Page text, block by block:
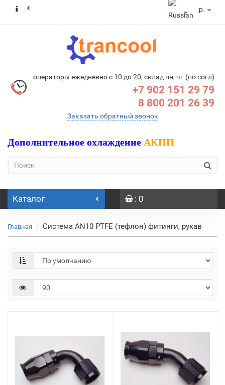
р.
операторы ежедневно с 10 до 20, склад пн, чт (по согл)
+7 902 151 29 79
8 800 201 26 39
Заказать обратный звонок
Дополнительное охлаждение АКПП
Каталог : 0
Главная Система AN10 PTFE (тефлон) фитинги, рукав